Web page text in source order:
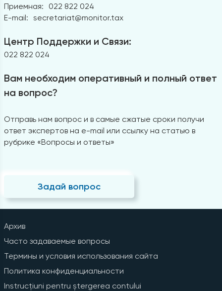
Приемная:
022 822 024
E-mail: secretariat@monitor.tax
Центр Поддержки и Связи:
022 822 024
Вам необходим оперативный и полный ответ
на вопрос?
Отправь нам вопрос и в самые сжатые сроки получи
ответ экспертов на e-mail или ссылку на статью в
рубрике «Вопросы и ответы»
Задай вопрос
Архив
Часто задаваемые вопросы
Термины и условия использования сайта
Политика конфиденциальности
Instrucțiuni pentru ștergerea contului